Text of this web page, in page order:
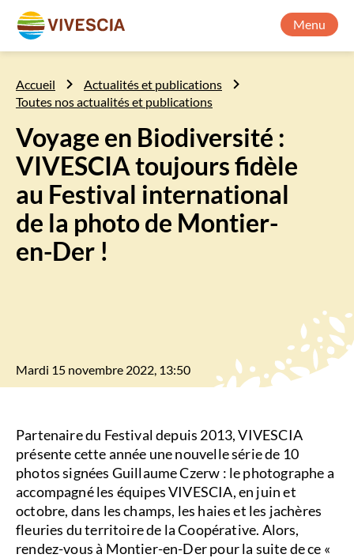
Menu
Accueil
Actualités et publications
Toutes nos actualités et publications
Voyage en Biodiversité :
VIVESCIA toujours fidèle
au Festival international
de la photo de Montier-
en-Der !
Mardi 15 novembre 2022, 13:50
Partenaire du Festival depuis 2013, VIVESCIA
présente cette année une nouvelle série de 10
photos signées Guillaume Czerw : le photographe a
accompagné les équipes VIVESCIA, en juin et
octobre, dans les champs, les haies et les jachères
fleuries du territoire de la Coopérative. Alors,
rendez-vous à Montier-en-Der pour la suite de ce «